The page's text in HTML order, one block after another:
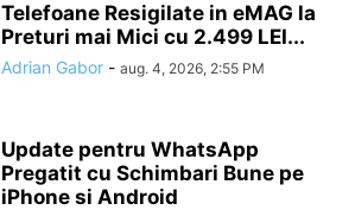
Telefoane Resigilate in eMAG la
Preturi mai Mici cu 2.499 LEI...
Adrian Gabor - aug. 4, 2026, 2:55 PM
Update pentru WhatsApp
Pregatit cu Schimbari Bune pe
iPhone si Android